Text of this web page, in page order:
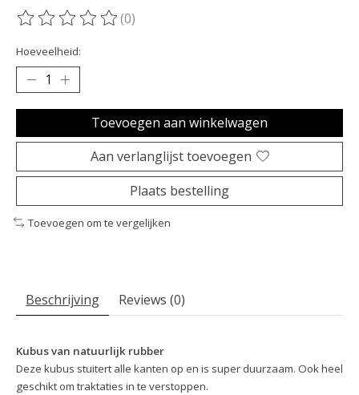
De beoordeling van dit product is
(0)
Hoeveelheid:
Toevoegen aan winkelwagen
Aan verlanglijst toevoegen
Plaats bestelling
Toevoegen om te vergelijken
Beschrijving Reviews (0)
Kubus van natuurlijk rubber
Deze kubus stuitert alle kanten op en is super duurzaam. Ook heel
geschikt om traktaties in te verstoppen.